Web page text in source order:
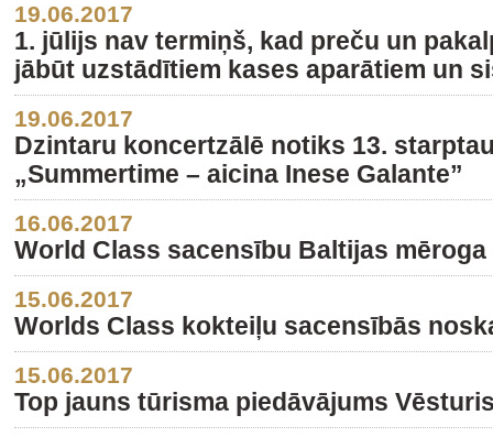
19.06.2017
1. jūlijs nav termiņš, kad preču un
jābūt uzstādītiem kases aparātiem un
19.06.2017
Dzintaru koncertzālē notiks 13.
„Summertime – aicina Inese Galante”
16.06.2017
World Class sacensību Baltijas
15.06.2017
Worlds Class kokteiļu sacensībās
15.06.2017
Top jauns tūrisma piedāvājums